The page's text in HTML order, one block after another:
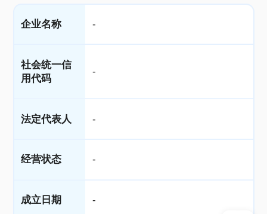
企业名称 -
社会统一信
用代码
-
法定代表人 -
经营状态 -
成立日期 -